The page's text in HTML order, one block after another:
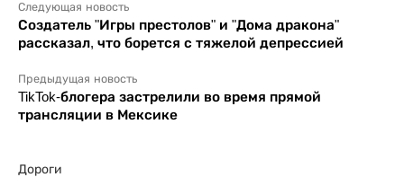
Следующая новость
Создатель "Игры престолов" и "Дома дракона"
рассказал, что борется с тяжелой депрессией
Предыдущая новость
TikTok-блогера застрелили во время прямой
трансляции в Мексике
Дороги